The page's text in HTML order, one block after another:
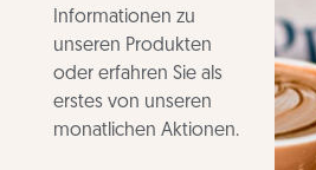
Informationen zu
unseren Produkten
oder erfahren Sie als
erstes von unseren
monatlichen Aktionen.